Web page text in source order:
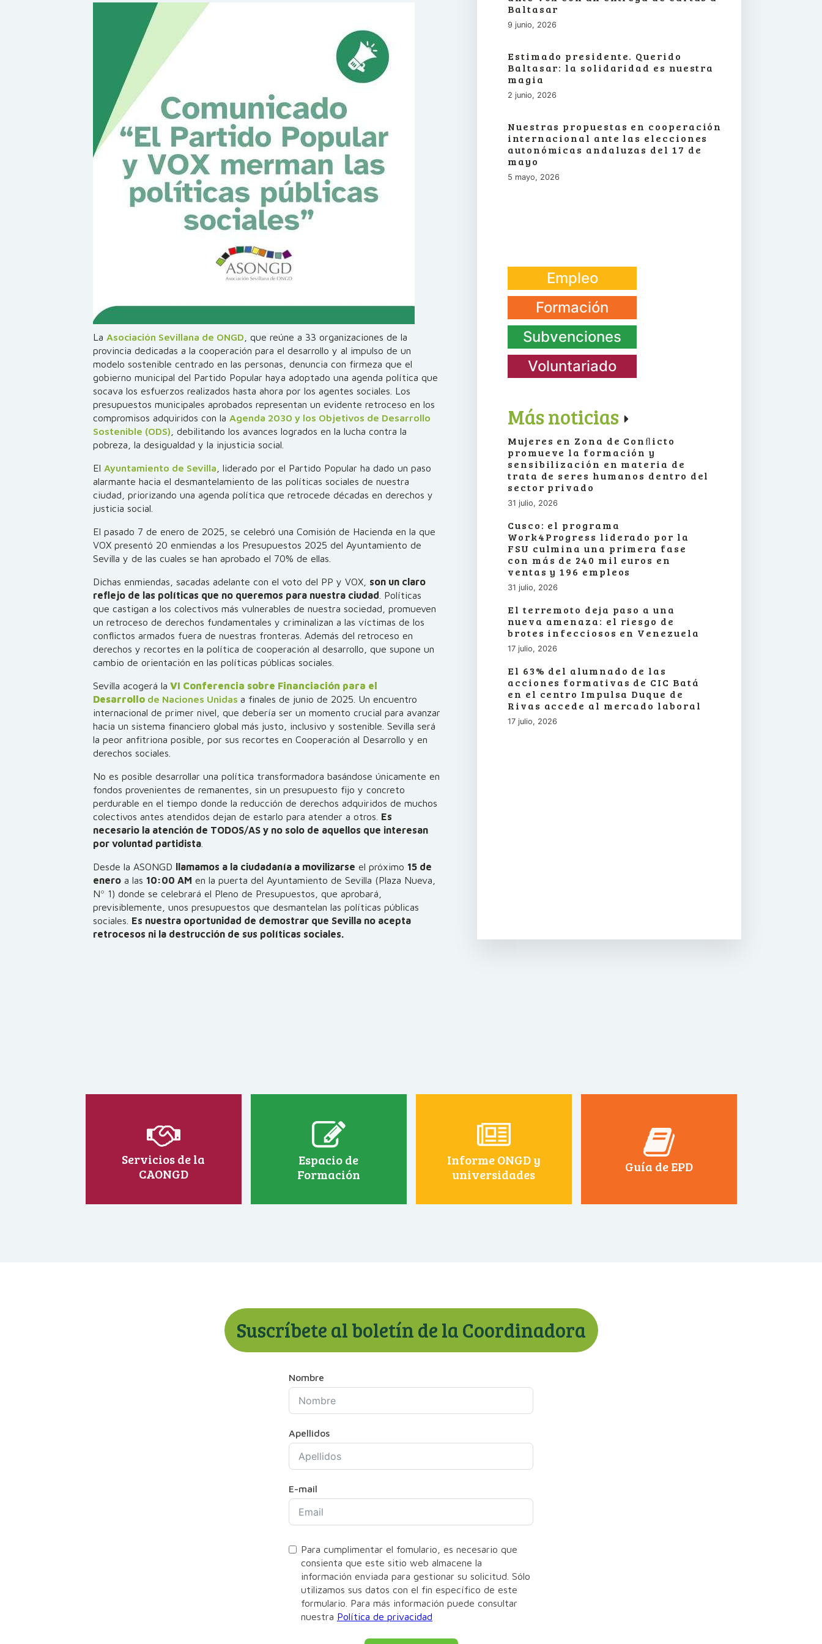
La Asociación Sevillana de ONGD , que reúne a 33 organizaciones de la
provincia dedicadas a la cooperación para el desarrollo y al impulso de un
modelo sostenible centrado en las personas, denuncia con firmeza que el
gobierno municipal del Partido Popular haya adoptado una agenda política que
socava los esfuerzos realizados hasta ahora por los agentes sociales. Los
presupuestos municipales aprobados representan un evidente retroceso en los
compromisos adquiridos con la Agenda 2030 y los Objetivos de Desarrollo
Sostenible (ODS) , debilitando los avances logrados en la lucha contra la
pobreza, la desigualdad y la injusticia social.
El Ayuntamiento de Sevilla , liderado por el Partido Popular ha dado un paso
alarmante hacia el desmantelamiento de las políticas sociales de nuestra
ciudad, priorizando una agenda política que retrocede décadas en derechos y
justicia social.
El pasado 7 de enero de 2025, se celebró una Comisión de Hacienda en la que
VOX presentó 20 enmiendas a los Presupuestos 2025 del Ayuntamiento de
Sevilla y de las cuales se han aprobado el 70% de ellas.
Dichas enmiendas, sacadas adelante con el voto del PP y VOX, son un claro
reflejo de las políticas que no queremos para nuestra ciudad . Políticas
que castigan a los colectivos más vulnerables de nuestra sociedad, promueven
un retroceso de derechos fundamentales y criminalizan a las víctimas de los
conflictos armados fuera de nuestras fronteras. Además del retroceso en
derechos y recortes en la política de cooperación al desarrollo, que supone un
cambio de orientación en las políticas públicas sociales.
Sevilla acogerá la VI Conferencia sobre Financiación para el
Desarrollo de Naciones Unidas a finales de junio de 2025. Un encuentro
internacional de primer nivel, que debería ser un momento crucial para avanzar
hacia un sistema financiero global más justo, inclusivo y sostenible. Sevilla será
la peor anfitriona posible, por sus recortes en Cooperación al Desarrollo y en
derechos sociales.
No es posible desarrollar una política transformadora basándose únicamente en
fondos provenientes de remanentes, sin un presupuesto fijo y concreto
perdurable en el tiempo donde la reducción de derechos adquiridos de muchos
colectivos antes atendidos dejan de estarlo para atender a otros. Es
necesario la atención de TODOS/AS y no solo de aquellos que interesan
por voluntad partidista
Desde la ASONGD llamamos a la ciudadanía a movilizarse el próximo 15 de
enero a las 10:00 AM en la puerta del Ayuntamiento de Sevilla (Plaza Nueva,
Nº 1) donde se celebrará el Pleno de Presupuestos, que aprobará,
previsiblemente, unos presupuestos que desmantelan las políticas públicas
sociales. Es nuestra oportunidad de demostrar que Sevilla no acepta
retrocesos ni la destrucción de sus políticas sociales.
Baltasar
9 junio, 2026
Estimado presidente. Querido
Baltasar: la solidaridad es nuestra
magia
2 junio, 2026
Nuestras propuestas en cooperación
internacional ante las elecciones
autonómicas andaluzas del 17 de
mayo
5 mayo, 2026
Empleo
Formación
Subvenciones
Voluntariado
Más noticias
Mujeres en Zona de Conﬂicto
promueve la formación y
sensibilización en materia de
trata de seres humanos dentro del
sector privado
31 julio, 2026
Cusco: el programa
Work4Progress liderado por la
FSU culmina una primera fase
con más de 240 mil euros en
ventas y 196 empleos
31 julio, 2026
El terremoto deja paso a una
nueva amenaza: el riesgo de
brotes infecciosos en Venezuela
17 julio, 2026
El 63% del alumnado de las
acciones formativas de CIC Batá
en el centro Impulsa Duque de
Rivas accede al mercado laboral
17 julio, 2026
Servicios de la
CAONGD
Espacio de
Formación
Informe ONGD y
universidades
Guía de EPD
Suscríbete al boletín de la Coordinadora
Nombre
Apellidos
E-mail
Para cumplimentar el fomulario, es necesario que
consienta que este sitio web almacene la
información enviada para gestionar su solicitud. Sólo
utilizamos sus datos con el fin específico de este
formulario. Para más información puede consultar
nuestra Política de privacidad